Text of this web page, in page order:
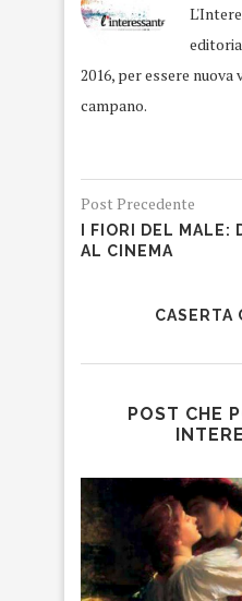
2016, per essere
campano.
Post Precedente
I FIORI DEL MALE:
AL CINEMA
CASERTA
POST CHE